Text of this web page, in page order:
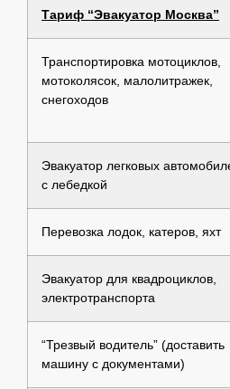
Тариф “Эвакуатор Москва”
Транспортировка мотоциклов,
мотоколясок, малолитражек,
снегоходов
Эвакуатор легковых
с лебедкой
Перевозка лодок, катеров, яхт
Эвакуатор для квадроциклов,
электротранспорта
“Трезвый водитель” (доставить
машину с документами)